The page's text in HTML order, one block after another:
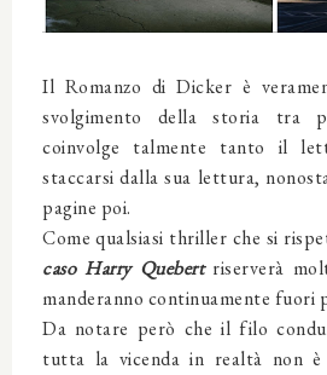
Il Romanzo di Dicker è
svolgimento della storia tra
coinvolge talmente tanto il
staccarsi dalla sua lettura,
pagine poi.
Come qualsiasi thriller che si
caso Harry Quebertriserverà
manderanno continuamente fuori
Da notare però che il filo
tutta la vicenda in realtà non è